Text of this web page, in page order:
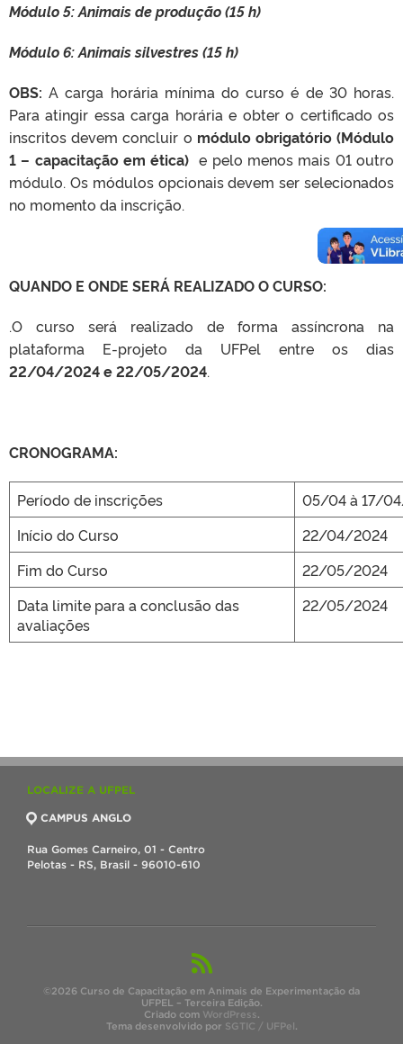
Módulo 5: Animais de produção (15 h)
Módulo 6: Animais silvestres (15 h)
OBS:A carga horária mínima do curso é de 30 horas.
Para atingir essa carga horária e obter o certificado os
inscritos devem concluir o módulo obrigatório (Módulo
1 – capacitação em ética) e pelo menos mais 01 outro
módulo. Os módulos opcionais devem ser selecionados
no momento da inscrição.
QUANDO E ONDE SERÁ REALIZADO O CURSO:
.O curso será realizado de forma assíncrona na
plataforma E-projeto da UFPel entre os dias
22/04/2024 e 22/05/2024.
CRONOGRAMA:
Período de inscrições
05/04 à 17/
Início do Curso
22/04/2024
Fim do Curso
22/05/2024
Data limite para a conclusão das
avaliações
22/05/2024
LOCALIZE A UFPEL
CAMPUS ANGLO
Rua Gomes Carneiro, 01 - Centro
Pelotas - RS, Brasil - 96010-610
©2026 Curso de Capacitação em Animais de Experimentação da
UFPEL – Terceira Edição.
Criado com WordPress.
Tema desenvolvido por SGTIC / UFPel.